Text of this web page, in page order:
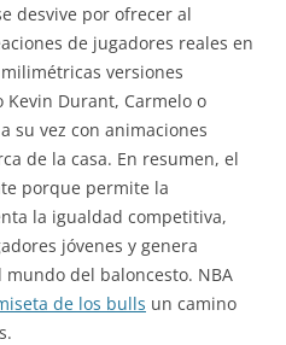
desvive por ofrecer al
de jugadores reales en
versiones
Durant, Carmelo o
su vez con animaciones
de la casa. En resumen, el
porque permite la
la igualdad competitiva,
jóvenes y genera
del baloncesto. NBA
de los bulls un camino